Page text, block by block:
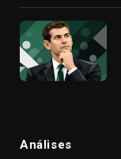
Análises